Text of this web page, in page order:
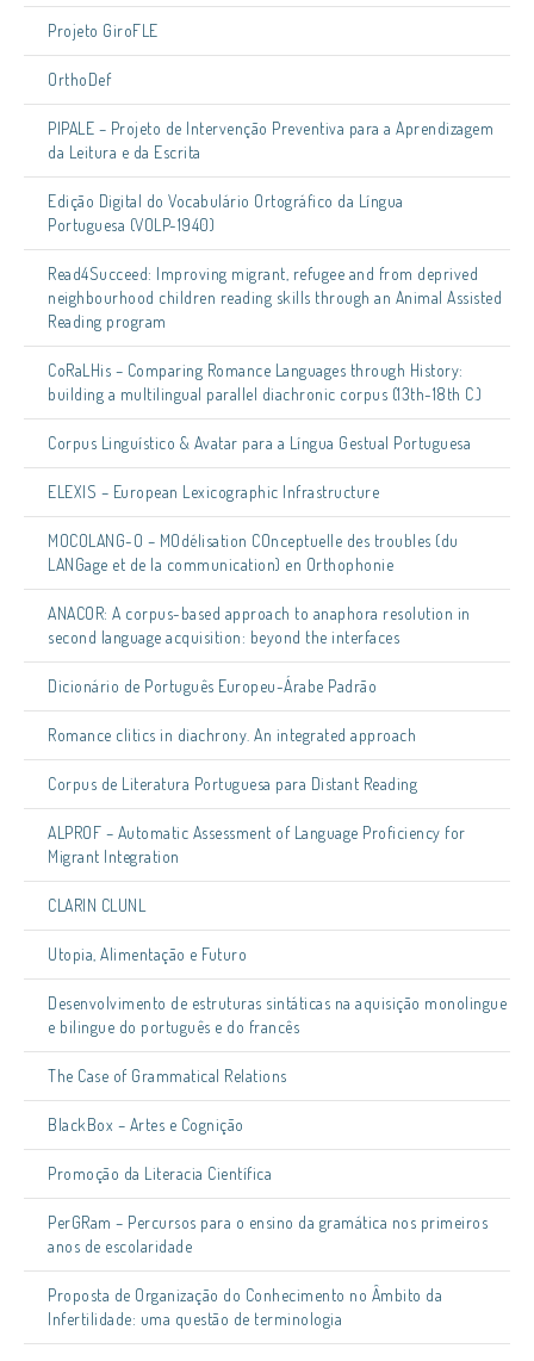
Projeto GiroFLE
OrthoDef
PIPALE – Projeto de Intervenção Preventiva para a Aprendizagem
da Leitura e da Escrita
Edição Digital do Vocabulário Ortográfico da Língua
Portuguesa (VOLP-1940)
Read4Succeed: Improving migrant, refugee and from deprived
neighbourhood children reading skills through an Animal Assisted
Reading program
CoRaLHis – Comparing Romance Languages through History:
building a multilingual parallel diachronic corpus (13th-18th C.)
Corpus Linguístico & Avatar para a Língua Gestual Portuguesa
ELEXIS – European Lexicographic Infrastructure
MOCOLANG-O – MOdélisation COnceptuelle des troubles (du
LANGage et de la communication) en Orthophonie
ANACOR: A corpus-based approach to anaphora resolution in
second language acquisition: beyond the interfaces
Dicionário de Português Europeu-Árabe Padrão
Romance clitics in diachrony. An integrated approach
Corpus de Literatura Portuguesa para Distant Reading
ALPROF – Automatic Assessment of Language Proficiency for
Migrant Integration
CLARIN CLUNL
Utopia, Alimentação e Futuro
Desenvolvimento de estruturas sintáticas na aquisição monolingue
e bilingue do português e do francês
The Case of Grammatical Relations
BlackBox – Artes e Cognição
Promoção da Literacia Científica
PerGRam – Percursos para o ensino da gramática nos primeiros
anos de escolaridade
Proposta de Organização do Conhecimento no Âmbito da
Infertilidade: uma questão de terminologia